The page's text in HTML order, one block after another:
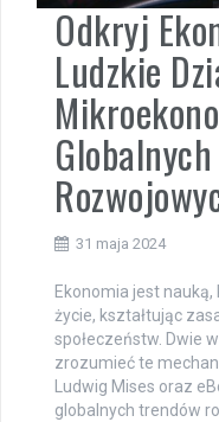
Odkryj
Ludzkie
31 maja 2024
Ekonomia jest
życie, kształtując
społeczeństw. Dwie
zrozumieć te
Ludwig Mises oraz
globalnych trendów